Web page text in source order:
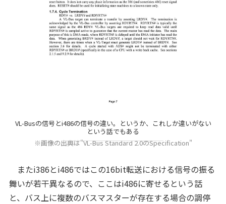
VL-Busの信号とi486の信号の違い。というか、これしか違いがない
という話でもある
※画像の出典は"VL-Bus Standard 2.0のSpecification"
またi386とi486ではこの16bit転送における信号の振る
舞いが若干異なるので、ここはi486に寄せるという話
と、バス上に複数のバスマスターが存在する場合の調停